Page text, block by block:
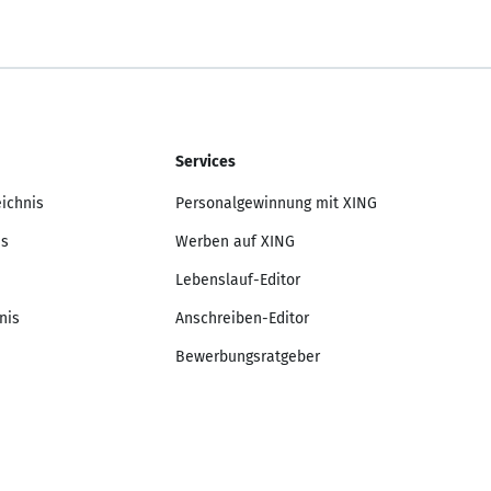
Services
Personalgewinnung mit XING
Werben auf XING
Lebenslauf-Editor
Anschreiben-Editor
Bewerbungsratgeber